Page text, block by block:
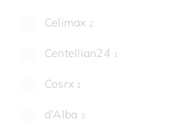
Celimax 2
Centellian24 1
Cosrx 1
d'Alba 3